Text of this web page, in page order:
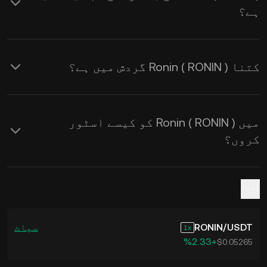
کریں۔
ہے؟
کتنا Ronin ( RONIN ) گردش میں ہے؟
میں Ronin ( RONIN ) کو کیسے اسٹور
کروں؟
RONIN/USDT
1 سپاٹ
$0.05265
‮+‭2.33‬%‬